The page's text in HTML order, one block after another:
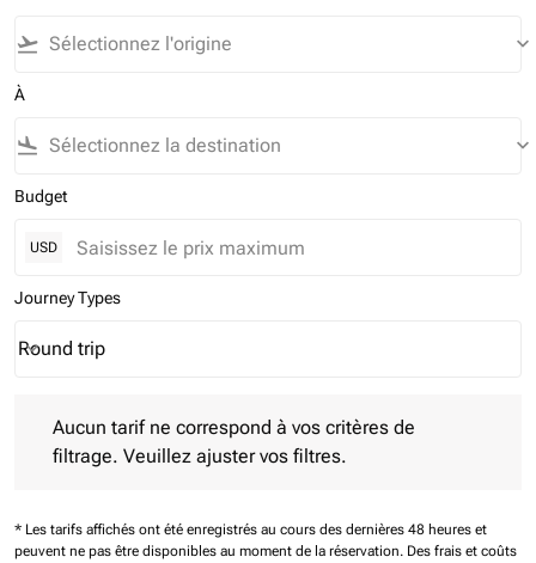
flight_takeoff keyboard_arrow_down
À
flight_land keyboard_arrow_down
Budget
USD
Journey Types
Journey Types option Round trip Selected
Round trip
keyboard_arrow_down
Aucun tarif ne correspond à vos critères de
filtrage. Veuillez ajuster vos filtres.
* Les tarifs affichés ont été enregistrés au cours des dernières 48 heures et
peuvent ne pas être disponibles au moment de la réservation. Des frais et coûts